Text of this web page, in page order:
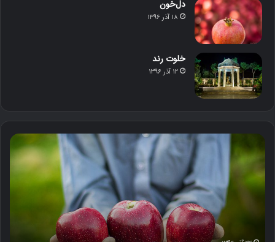
دل‌خون
۱۸ آذر ۱۳۹۶
خلوت رند
۱۲ آذر ۱۳۹۶
م
ح
ص
و
ل